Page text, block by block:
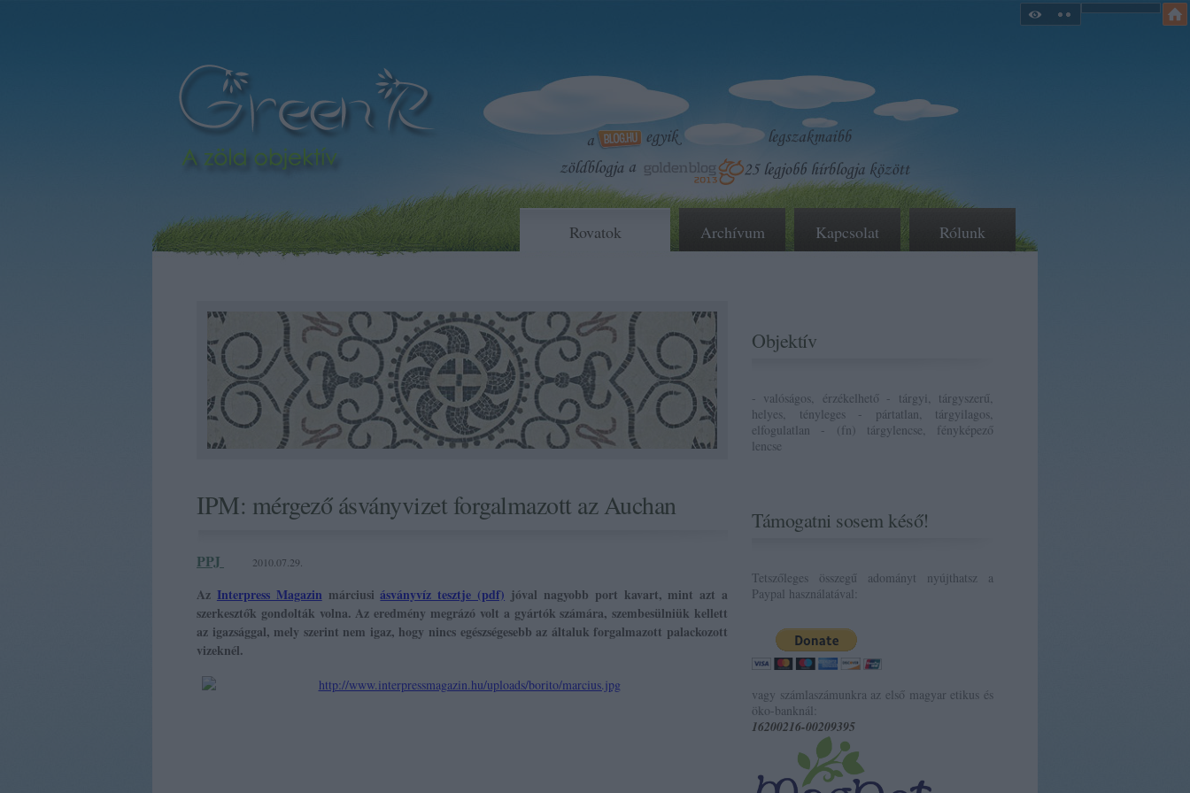
Archívum Kapcsolat Rólunk
Rovatok
IPM: mérgező ásványvizet forgalmazott az Auchan
PPJ 2010.07.29.
Az Interpress Magazin márciusiásványvíz tesztje (pdf) jóval nagyobb port kavart, mint azt a
szerkesztők gondolták volna. Az eredmény megrázó volt a gyártók számára, szembesülniük kellett
az igazsággal, mely szerint nem igaz, hogy nincs egészségesebb az általuk forgalmazott palackozott
vizeknél.
Objektív
- valóságos, érzékelhető - tárgyi, tárgyszerű,
helyes, tényleges - pártatlan, tárgyilagos,
elfogulatlan - (fn) tárgylencse, fényképező
lencse
Támogatni sosem késő!
Tetszőleges összegű adományt nyújthatsz a
Paypal használatával:
vagy számlaszámunkra az első magyar etikus és
öko-banknál:
16200216-00209395